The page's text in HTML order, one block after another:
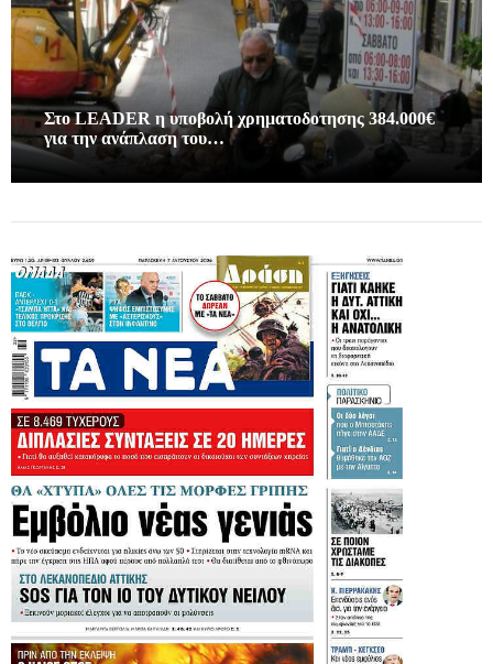
Στο LEADER η υποβολή χρηματοδοτησης 384.000€
για την ανάπλαση του…